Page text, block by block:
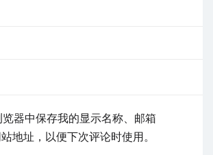
器中保存我的显示名称、邮箱
地址，以便下次评论时使用。